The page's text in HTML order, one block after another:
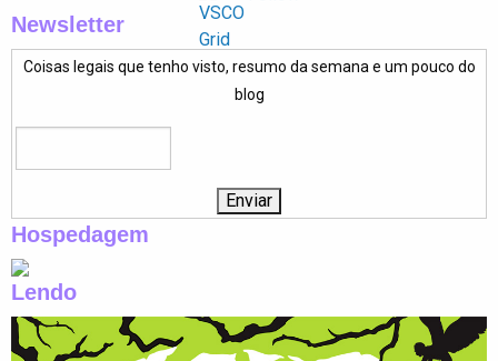
Newsletter
Coisas legais que tenho visto, resumo da semana e um pouco do
blog
Hospedagem
Lendo